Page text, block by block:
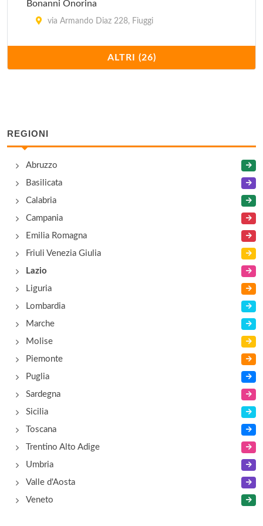
Bonanni Onorina
via Armando Diaz 228, Fiuggi
via Prenestina snc, Acuto
Celesti Dario
via Pié di Vigna 11, Fiuggi
De Luca Laorenza
via Prenestina 77, Fiuggi
Fioretti Luisa
ALTRI (26)
REGIONI
Abruzzo
Basilicata
Calabria
Campania
Emilia Romagna
Friuli Venezia Giulia
Lazio
Liguria
Lombardia
Marche
Molise
Piemonte
Puglia
Sardegna
Sicilia
Toscana
Trentino Alto Adige
Umbria
Valle d'Aosta
Veneto